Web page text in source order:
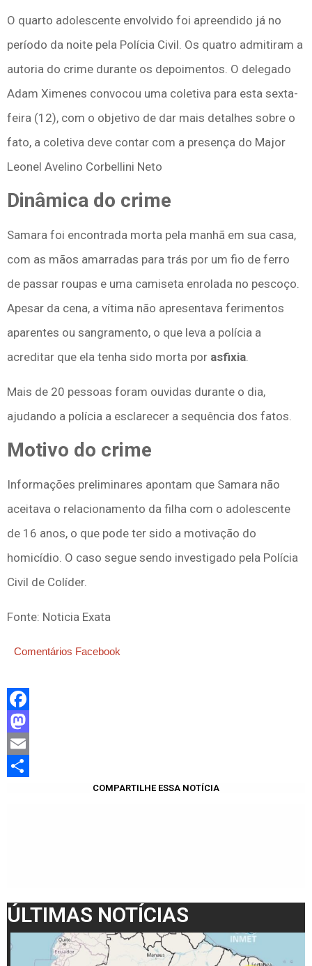
O quarto adolescente envolvido foi apreendido já no
período da noite pela Polícia Civil. Os quatro admitiram a
autoria do crime durante os depoimentos. O delegado
Adam Ximenes convocou uma coletiva para esta sexta-
feira (12), com o objetivo de dar mais detalhes sobre o
fato, a coletiva deve contar com a presença do Major
Leonel Avelino Corbellini Neto
Dinâmica do crime
Samara foi encontrada morta pela manhã em sua casa,
com as mãos amarradas para trás por um fio de ferro
de passar roupas e uma camiseta enrolada no pescoço.
Apesar da cena, a vítima não apresentava ferimentos
aparentes ou sangramento, o que leva a polícia a
acreditar que ela tenha sido morta por asfixia.
Mais de 20 pessoas foram ouvidas durante o dia,
ajudando a polícia a esclarecer a sequência dos fatos.
Motivo do crime
Informações preliminares apontam que Samara não
aceitava o relacionamento da filha com o adolescente
de 16 anos, o que pode ter sido a motivação do
homicídio. O caso segue sendo investigado pela Polícia
Civil de Colíder.
Fonte: Noticia Exata
Comentários Facebook
Facebook
Mastodon
Email
COMPARTILHE ESSA NOTÍCIA
ÚLTIMAS NOTÍCIAS